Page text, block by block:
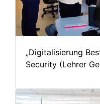
„Digitalisierung
Security (Lehrer